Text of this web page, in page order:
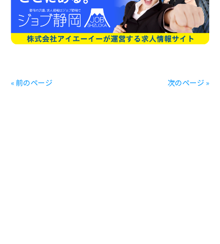
« 前のページ 次のページ »